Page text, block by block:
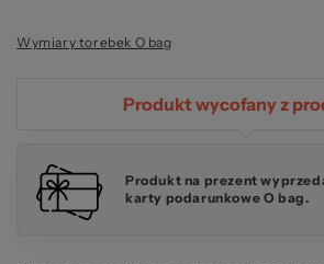
Wymiary torebek O bag
Produkt wycofany z
Produkt na prezent
karty podarunkowe O bag.